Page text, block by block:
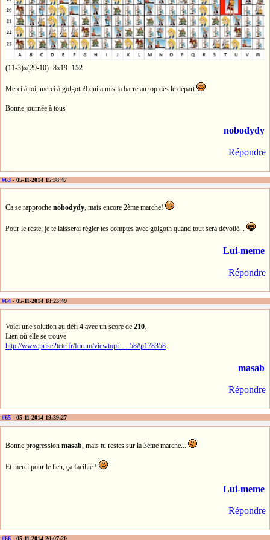
(11-3)x(29-10)=8x19=152
Merci à toi, merci à golgot59 qui a mis la barre au top dès le départ
Bonne journée à tous
nobodydy
Répondre
#63 - 05-11-2014 15:38:47
Ca se rapproche nobodydy, mais encore 2ème marche!
Pour le reste, je te laisserai régler tes comptes avec golgoth quand tout sera dévoilé...
Lui-meme
Répondre
#64 - 05-11-2014 18:23:49
Voici une solution au défi 4 avec un score de 210.
Lien où elle se trouve
http://www.prise2tete.fr/forum/viewtopi … 58#p178358
masab
Répondre
#65 - 05-11-2014 19:39:27
Bonne progression masab , mais tu restes sur la 3ème marche...
Et merci pour le lien, ça facilite !
Lui-meme
Répondre
#66 - 05-11-2014 20:07:20